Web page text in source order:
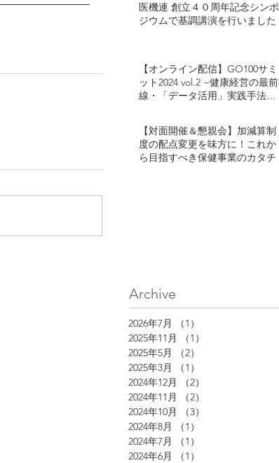
医機連 創立４０周年記念シンポ
ジウムで基調講演を行いました
【オンライン配信】GO100サミ
ット2024 vol.2 ~健康経営の最前
線・「データ活用」実践手法~
おけるデータ活用」とは
【対面開催＆懇親会】加減算制
度の配点変更を味方に！これか
ら目指すべき保健事業のカタチ
Archive
2026年7月 （1）
2025年11月
（1）
2025年5月
（2）
2025年3月
（1）
2024年12月
（2）
2024年11月
（2）
2024年10月
（3）
2024年8月
（1）
2024年7月
（1）
2024年6月
（1）